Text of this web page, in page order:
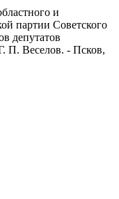
и
партии Советского
депутатов
П. Веселов. - Псков,